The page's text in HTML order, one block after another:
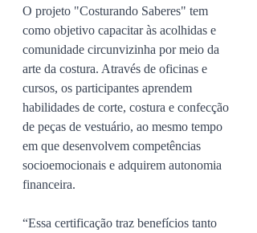
O projeto "Costurando Saberes" tem
como objetivo capacitar às acolhidas e
comunidade circunvizinha por meio da
arte da costura. Através de oficinas e
cursos, os participantes aprendem
habilidades de corte, costura e confecção
de peças de vestuário, ao mesmo tempo
em que desenvolvem competências
socioemocionais e adquirem autonomia
financeira.
“Essa certificação traz benefícios tanto